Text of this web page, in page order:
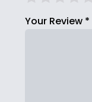
Your Review *